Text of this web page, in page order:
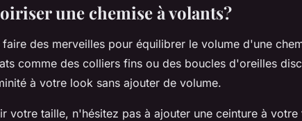
une chemise à volants?
des merveilles pour équilibrer le volume d'une
comme des colliers fins ou des boucles d'oreilles
à votre look sans ajouter de volume.
votre taille, n'hésitez pas à ajouter une ceinture à votre